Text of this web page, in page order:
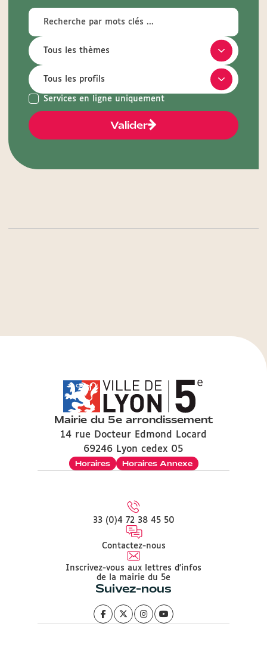
Services en ligne uniquement
Valider
Mairie du 5e arrondissement
14 rue Docteur Edmond Locard
69246 Lyon cedex 05
Horaires
Horaires Annexe
33 (0)4 72 38 45 50
Contactez-nous
Inscrivez-vous aux lettres d'infos
de la mairie du 5e
Suivez-nous